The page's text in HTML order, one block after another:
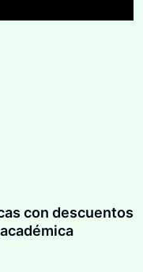
con descuentos